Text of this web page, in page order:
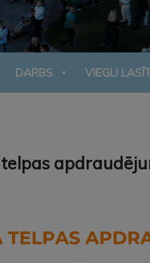
DARBS VIEGLI